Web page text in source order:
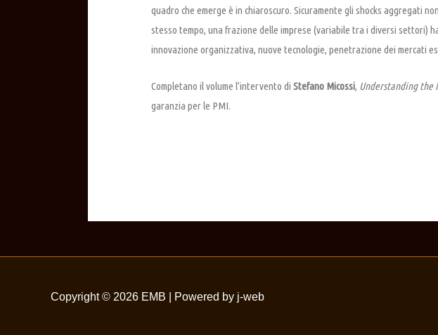
quadro che emerge è in chiaroscuro. Sicuramente gli shocks aggregati
stesso tempo, una frazione delle imprese (variabile tra i diversi
innovazione organizzativa, nuove tecnologie, penetrazione dei mercati
Completano il volume l’intervento di Stefano Micossi, Understanding the
garanzia per le PMI.
Copyright © 2026 EMB | Powered by j-web